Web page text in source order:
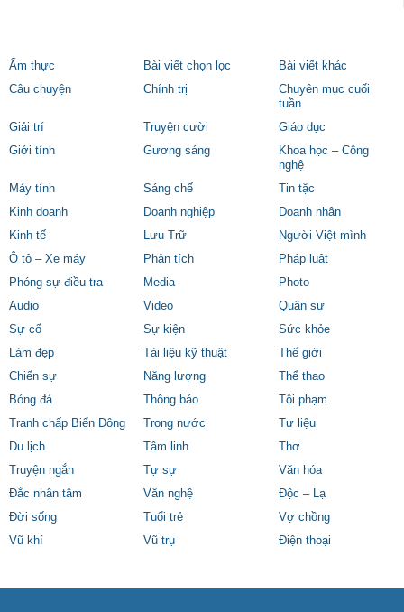
Ẩm thực Bài viết chọn lọc
Bài viết khác
Câu chuyện
Chính trị
Chuyên mục cuối
tuần
Giải trí
Truyện cười
Giáo dục
Giới tính
Gương sáng
Khoa học – Công
nghệ
Máy tính
Sáng chế
Tin tặc
Kinh doanh
Doanh nghiệp
Doanh nhân
Kinh tế
Lưu Trữ
Người Việt mình
Ô tô – Xe máy
Phân tích
Pháp luật
Phóng sự điều tra
Media
Photo
Audio
Video
Quân sự
Sự cố
Sự kiện
Sức khỏe
Làm đẹp
Tài liệu kỹ thuật
Thế giới
Chiến sự
Năng lượng
Thể thao
Bóng đá
Thông báo
Tội phạm
Tranh chấp Biển Đông
Trong nước
Tư liệu
Du lịch
Tâm linh
Thơ
Truyện ngắn
Tự sự
Văn hóa
Đắc nhân tâm
Văn nghệ
Độc – Lạ
Đời sống
Tuổi trẻ
Vợ chồng
Vũ khí
Vũ trụ Điện thoại